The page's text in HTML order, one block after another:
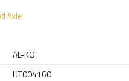
Axle
AL-KO
UT004160